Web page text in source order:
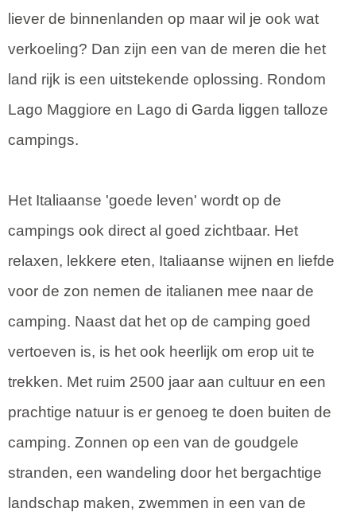
liever de binnenlanden op maar wil je ook wat
verkoeling? Dan zijn een van de meren die het
land rijk is een uitstekende oplossing. Rondom
Lago Maggiore en Lago di Garda liggen talloze
campings.
Het Italiaanse 'goede leven' wordt op de
campings ook direct al goed zichtbaar. Het
relaxen, lekkere eten, Italiaanse wijnen en liefde
voor de zon nemen de italianen mee naar de
camping. Naast dat het op de camping goed
vertoeven is, is het ook heerlijk om erop uit te
trekken. Met ruim 2500 jaar aan cultuur en een
prachtige natuur is er genoeg te doen buiten de
camping. Zonnen op een van de goudgele
stranden, een wandeling door het bergachtige
landschap maken, zwemmen in een van de